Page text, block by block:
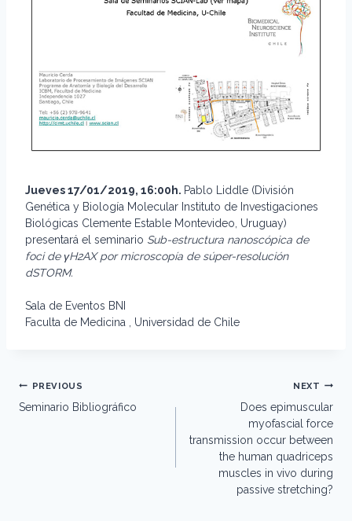
Jueves 17/01/2019, 16:00h. Pablo Liddle (División
Genética y Biología Molecular Instituto de Investigaciones
Biológicas Clemente Estable Montevideo, Uruguay)
presentará el seminario Sub-estructura nanoscópica de
foci de γH2AX por microscopía de súper-resolución
dSTORM.
Sala de Eventos BNI
Faculta de Medicina , Universidad de Chile
Post
navigation
PREVIOUS
Seminario Bibliográfico
NEXT
Does epimuscular
myofascial force
transmission occur between
the human quadriceps
muscles in vivo during
passive stretching?